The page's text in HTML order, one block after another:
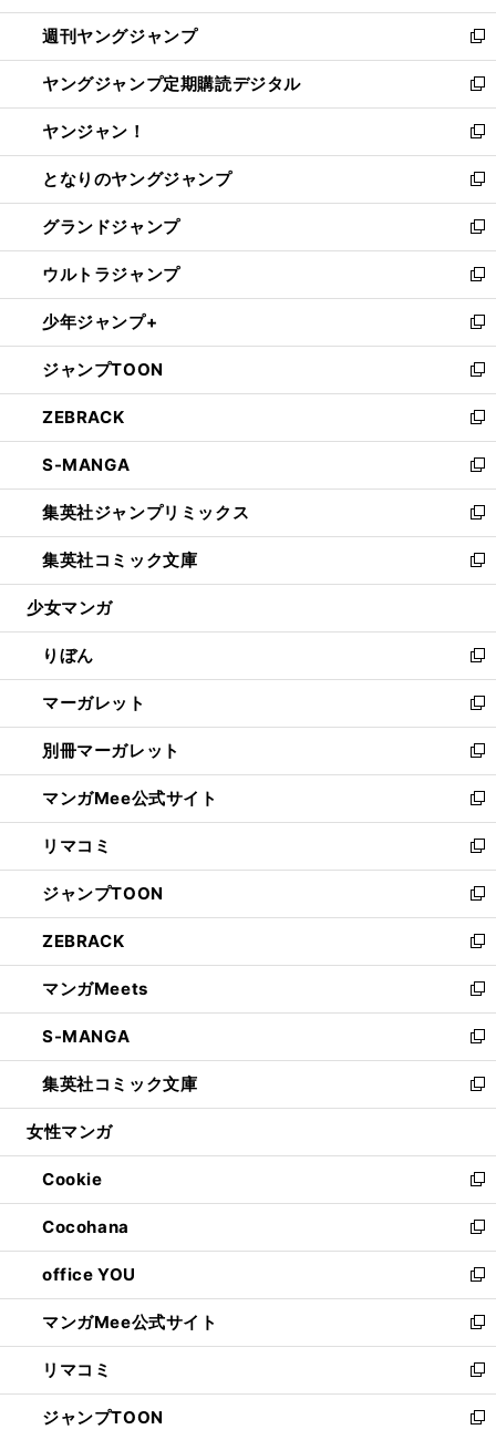
開
く
ウ
で
開
く
ン
ド
ウ
で
開
く
ウ
ィ
ン
ド
ウ
で
開
く
週刊ヤングジャンプ
新
し
い
ウ
ィ
ン
ド
ウ
で
開
く
ヤングジャンプ定期購読デジタル
新
し
い
ウ
ィ
ン
ド
ウ
で
開
く
ヤンジャン！
新
し
い
ウ
ィ
ン
ド
ウ
で
開
く
となりのヤングジャンプ
新
し
い
ウ
ィ
ン
ド
ウ
で
開
く
グランドジャンプ
新
し
い
ウ
ィ
ン
ド
ウ
で
開
く
ウルトラジャンプ
新
し
い
ウ
ィ
ン
ド
ウ
で
開
く
少年ジャンプ+
新
し
い
ウ
ィ
ン
ド
ウ
で
開
く
ジャンプTOON
新
し
い
ウ
ィ
ン
ド
ウ
で
開
ZEBRACK
新
し
い
ウ
ィ
ン
ド
ウ
開
く
S-MANGA
新
し
い
ウ
ィ
ン
ウ
で
開
く
集英社ジャンプリミックス
新
し
い
ウ
ン
ド
ウ
で
開
く
集英社コミック文庫
新
し
ウ
ィ
ン
ド
ウ
で
開
く
少女マンガ
りぼん
新
し
い
ウ
ィ
ン
ド
ウ
で
開
く
マーガレット
新
し
い
ウ
ィ
ン
ド
ウ
で
開
く
別冊マーガレット
新
し
い
ウ
ィ
ン
ド
ウ
で
開
く
マンガMee公式サイト
新
し
い
ウ
ィ
ン
ド
ウ
で
開
く
リマコミ
新
し
い
ウ
ィ
ン
ド
ウ
で
開
く
ジャンプTOON
新
し
い
ウ
ィ
ン
ド
ウ
で
開
ZEBRACK
新
し
い
ウ
ィ
ン
ド
ウ
開
く
マンガMeets
新
し
い
ウ
ィ
ン
ウ
で
開
く
S-MANGA
新
し
い
ウ
ン
ド
ウ
で
開
く
集英社コミック文庫
新
し
ウ
ィ
ン
ド
ウ
で
開
く
女性マンガ
Cookie
新
し
い
ウ
ィ
ン
ド
ウ
で
開
く
Cocohana
新
し
い
ウ
ィ
ン
ド
ウ
で
office YOU
新
し
い
ウ
ィ
ン
ド
マンガMee公式サイト
新
し
い
ウ
ィ
リマコミ
新
し
い
ジャンプTOON
新